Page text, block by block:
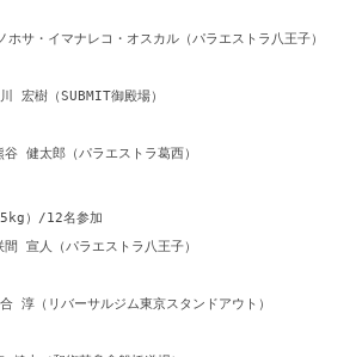
・イマナレコ・オスカル（パラエストラ八王子）
（SUBMIT御殿場）
郎（パラエストラ葛西）
）/12名参加
（パラエストラ八王子）
リバーサルジム東京スタンドアウト）